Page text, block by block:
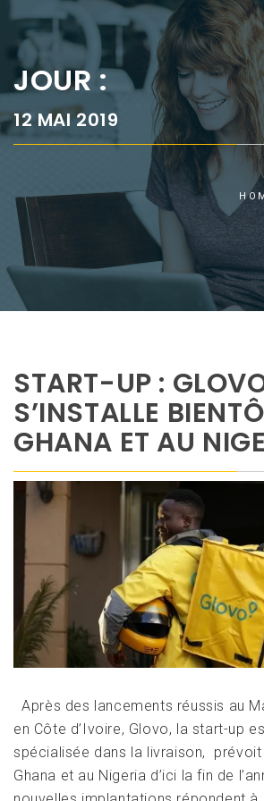
JOUR :
12 MAI 2019
START-UP :
S’INSTALLE
GHANA ET AU
Après des lancements réussis au
en Côte d’Ivoire, Glovo, la start-up
spécialisée dans la livraison, prévoit
Ghana et au Nigeria d’ici la fin de